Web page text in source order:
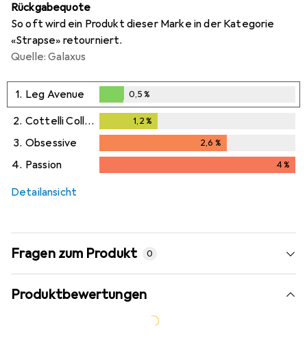
Rückgabequote
So oft wird ein Produkt dieser Marke in der Kategorie
«Strapse» retourniert.
Quelle: Galaxus
1. Leg Avenue
0,5%
0,5%
2. Cottelli Collection 1,2 %
3. Obsessive 2,6 %
4. Passion 4%
Detailansicht
Fragen zum Produkt 0
Produktbewertungen